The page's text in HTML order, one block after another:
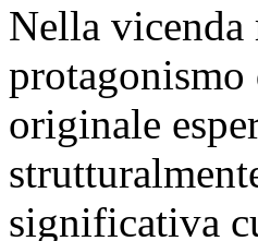
Nella vicenda
originale
significativa